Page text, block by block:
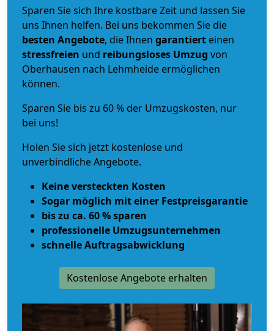
Sparen Sie sich Ihre kostbare Zeit und lassen Sie
uns Ihnen helfen. Bei uns bekommen Sie die
besten Angebote, die Ihnen garantiert einen
stressfreien und reibungsloses Umzug von
Oberhausen nach Lehmheide ermöglichen
können.
Sparen Sie bis zu 60 % der Umzugskosten, nur
bei uns!
Holen Sie sich jetzt kostenlose und
unverbindliche Angebote.
Keine versteckten Kosten
Sogar möglich mit einer Festpreisgarantie
bis zu ca. 60 % sparen
professionelle Umzugsunternehmen
schnelle Auftragsabwicklung
Kostenlose Angebote erhalten